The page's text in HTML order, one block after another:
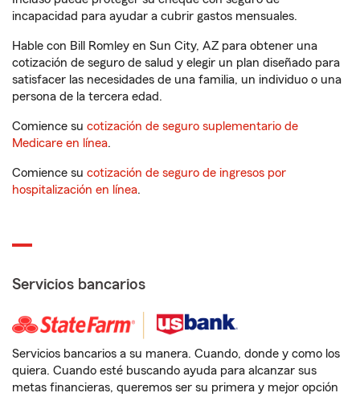
incapacidad para ayudar a cubrir gastos mensuales.
Hable con Bill Romley en Sun City, AZ para obtener una
cotización de seguro de salud y elegir un plan diseñado para
satisfacer las necesidades de una familia, un individuo o una
persona de la tercera edad.
Comience su cotización de seguro suplementario de
Medicare en línea.
Comience su cotización de seguro de ingresos por
hospitalización en línea.
Servicios bancarios
Servicios bancarios a su manera. Cuando, donde y como los
quiera. Cuando esté buscando ayuda para alcanzar sus
metas financieras, queremos ser su primera y mejor opción